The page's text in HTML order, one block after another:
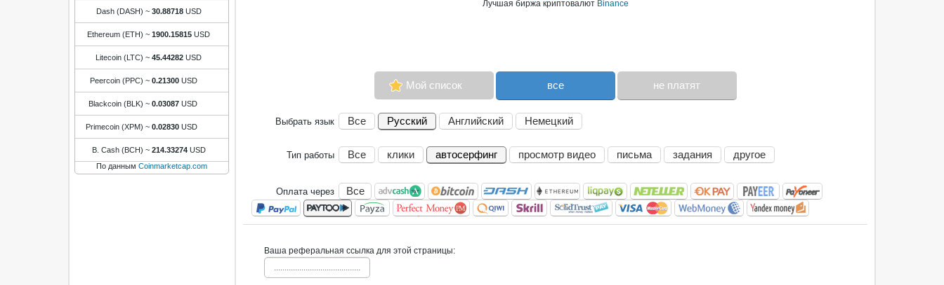
Dash (DASH) ~ 30.88718 USD
Ethereum (ETH) ~ 1900.15815 USD
Litecoin (LTC) ~ 45.44282 USD
Peercoin (PPC) ~ 0.21300 USD
Blackcoin (BLK) ~ 0.03087 USD
Primecoin (XPM) ~ 0.02830 USD
B. Cash (BCH) ~ 214.33274 USD
По данным Coinmarketcap.com
Лучшая биржа криптовалют Binance
Мой список все не платят
Выбрать язык Все Русский Английский Немецкий
Тип работы Все клики автосерфинг просмотр видео письма задания другое
Оплата через Все
Ваша реферальная ссылка для этой страницы:
.........................................